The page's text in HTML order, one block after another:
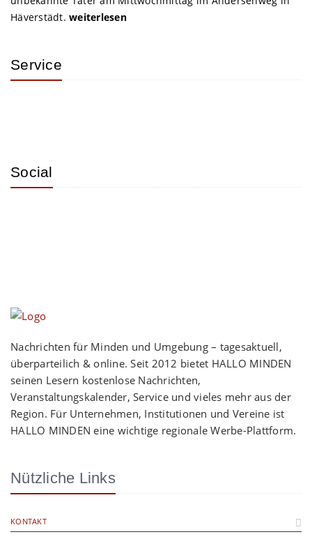
Häverstädt. weiterlesen
Service
Social
Nachrichten für Minden und Umgebung – tagesaktuell,
überparteilich & online. Seit 2012 bietet HALLO MINDEN
seinen Lesern kostenlose Nachrichten,
Veranstaltungskalender, Service und vieles mehr aus der
Region. Für Unternehmen, Institutionen und Vereine ist
HALLO MINDEN eine wichtige regionale Werbe-Plattform.
Nützliche Links
KONTAKT